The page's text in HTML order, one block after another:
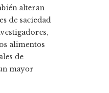
alteran
de saciedad
alimentos
de
mayor